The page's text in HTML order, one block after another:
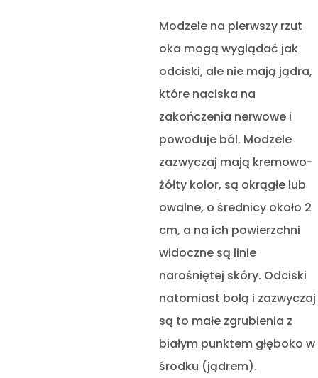
Modzele na pierwszy rzut
oka mogą wyglądać jak
odciski, ale nie mają jądra,
które naciska na
zakończenia nerwowe i
powoduje ból. Modzele
zazwyczaj mają kremowo-
żółty kolor, są okrągłe lub
owalne, o średnicy około 2
cm, a na ich powierzchni
widoczne są linie
narośniętej skóry. Odciski
natomiast bolą i zazwyczaj
są to małe zgrubienia z
białym punktem głęboko w
środku (jądrem).